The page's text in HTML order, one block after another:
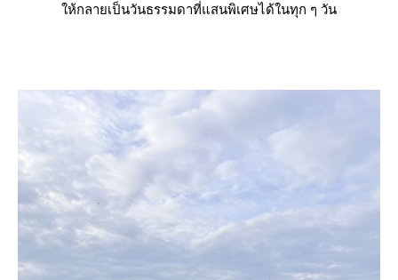
ห้กลายเป็นวันธรรมดาที่แสนพิเศษได้ในทุก ๆ วัน